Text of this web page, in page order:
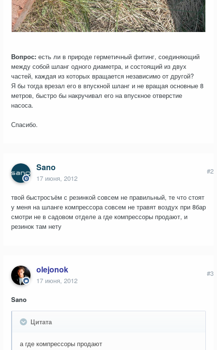
Вопрос: есть ли в природе герметичный фитинг, соединяющий
между собой шланг одного диаметра, и состоящий из двух
частей, каждая из которых вращается независимо от другой?
Я бы тогда врезал его в впускной шланг и не вращая основные 8
метров, быстро бы накручивал его на впускное отверстие
насоса.
Спасибо.
Sano
17 июня, 2012
#2
твой быстросъём с резинкой совсем не правильный, те что стоят
у меня на шланге компрессора совсем не травят воздух при 8бар
смотри не в садовом отделе а где компрессоры продают, и
резинок там нету
olejonok
17 июня, 2012
#3
Sano
Цитата
а где компрессоры продают